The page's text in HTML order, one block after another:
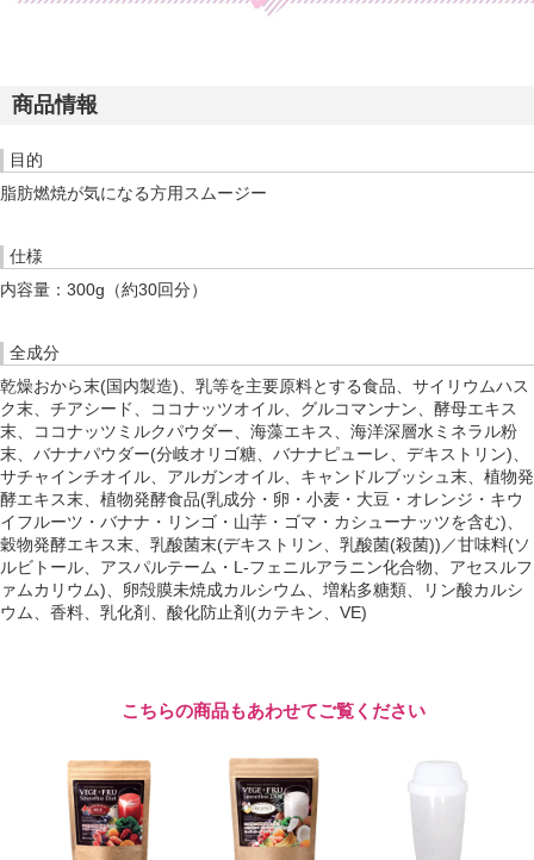
商品情報
目的
脂肪燃焼が気になる方用スムージー
仕様
内容量：300g（約30回分）
全成分
乾燥おから末(国内製造)、乳等を主要原料とする食品、サイリウムハス
ク末、チアシード、ココナッツオイル、グルコマンナン、酵母エキス
末、ココナッツミルクパウダー、海藻エキス、海洋深層水ミネラル粉
末、バナナパウダー(分岐オリゴ糖、バナナピューレ、デキストリン)、
サチャインチオイル、アルガンオイル、キャンドルブッシュ末、植物発
酵エキス末、植物発酵食品(乳成分・卵・小麦・大豆・オレンジ・キウ
イフルーツ・バナナ・リンゴ・山芋・ゴマ・カシューナッツを含む)、
穀物発酵エキス末、乳酸菌末(デキストリン、乳酸菌(殺菌))／甘味料(ソ
ルビトール、アスパルテーム・L-フェニルアラニン化合物、アセスルフ
ァムカリウム)、卵殻膜未焼成カルシウム、増粘多糖類、リン酸カルシ
ウム、香料、乳化剤、酸化防止剤(カテキン、VE)
こちらの商品もあわせてご覧ください